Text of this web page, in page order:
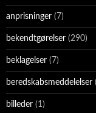
anprisninger (7)
bekendtgørelser (290)
beklagelser (7)
beredskabsmeddelelser
billeder (1)